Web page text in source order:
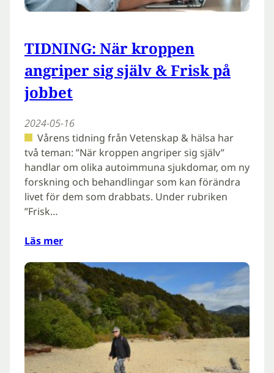
TIDNING: När kroppen
angriper sig själv & Frisk på
jobbet
2024-05-16
Vårens tidning från Vetenskap & hälsa har
två teman: ”När kroppen angriper sig själv”
handlar om olika autoimmuna sjukdomar, om ny
forskning och behandlingar som kan förändra
livet för dem som drabbats. Under rubriken
”Frisk…
Läs mer